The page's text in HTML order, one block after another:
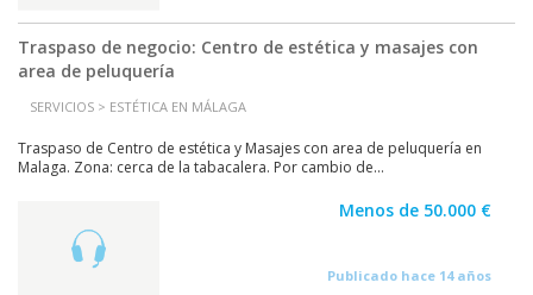
Traspaso de negocio: Centro de estética y masajes con
area de peluquería
SERVICIOS > ESTÉTICA EN MÁLAGA
Traspaso de Centro de estética y Masajes con area de peluquería en
Malaga. Zona: cerca de la tabacalera. Por cambio de...
Menos de 50.000 €
Publicado hace 14 años